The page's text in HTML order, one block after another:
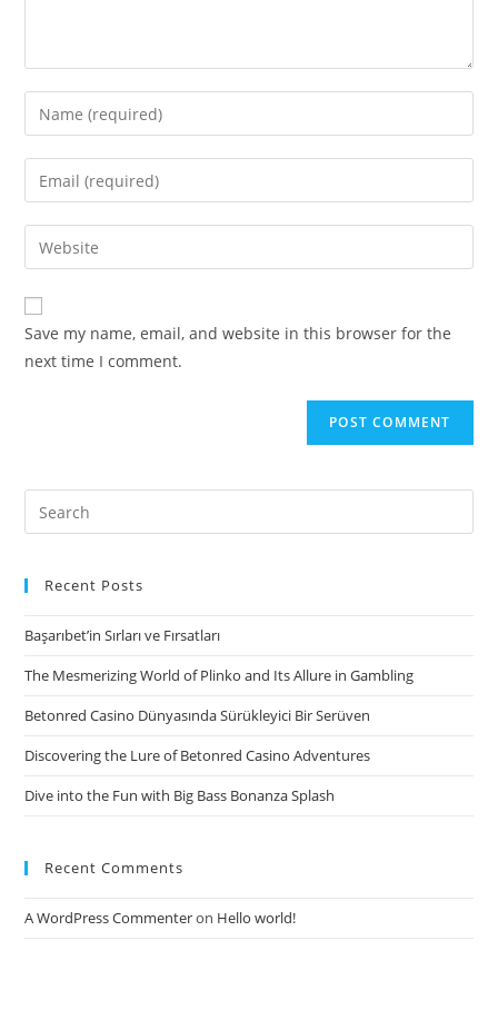
Enter
your
name
comment
Enter
your
email
address
comment
Enter
your
website
URL
(optional)
Save my name, email, and website in this browser for the
next time I comment.
Search
for:
Recent Posts
Başarıbet’in Sırları ve Fırsatları
The Mesmerizing World of Plinko and Its Allure in Gambling
Betonred Casino Dünyasında Sürükleyici Bir Serüven
Discovering the Lure of Betonred Casino Adventures
Dive into the Fun with Big Bass Bonanza Splash
Recent Comments
A WordPress Commenteron Hello world!